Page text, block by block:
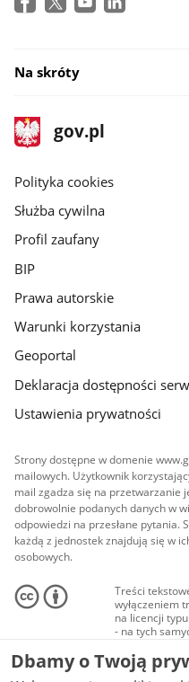
Na skróty
stopka
gov.pl
Strona
gov.pl
gov.pl
Polityka cookies
Służba cywilna
Profil zaufany
BIP
Prawa autorskie
Warunki korzystania
Geoportal
Deklaracja dostępności
Ustawienia prywatności
Strony dostępne w domenie
mailowych. Użytkownik
mail zgadza się na przetwarzanie
dobrowolnie podanych danych w
odpowiedzi na przesłane pytania.
każdą z jednostek znajdują się w
osobowych.
Treści
wyłączeniem
na licencji
- na tych
Materiały
audio i wideo,
Creative
Dbamy o Twoją